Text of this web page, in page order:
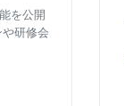
を公開
研修会